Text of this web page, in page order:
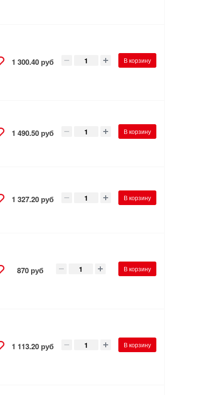
1 300.40 руб В корзину
1 490.50 руб В корзину
1 327.20 руб В корзину
870 руб В корзину
1 113.20 руб В корзину